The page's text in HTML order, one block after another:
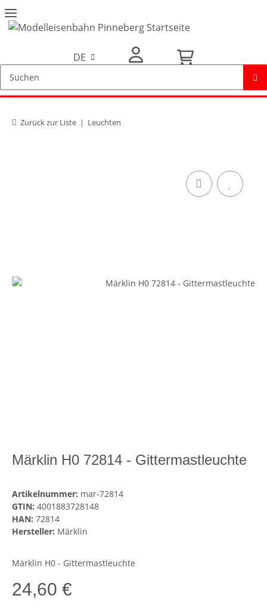
DE
Zurück zur Liste Leuchten
Märklin H0 72814 - Gittermastleuchte
Artikelnummer: mar-72814
GTIN: 4001883728148
HAN: 72814
Hersteller: Märklin
Märklin H0 - Gittermastleuchte
24,60 €